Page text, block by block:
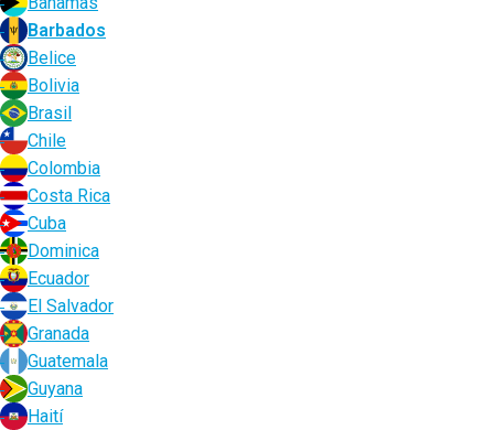
Barbados
Belice
Bolivia
Brasil
Chile
Colombia
Costa Rica
Cuba
Dominica
Ecuador
El Salvador
Granada
Guatemala
Guyana
Haití